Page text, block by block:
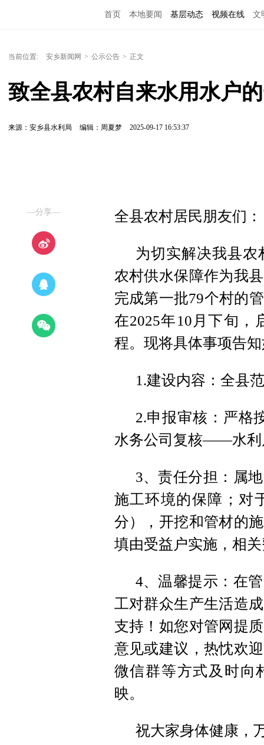
首页 本地要闻 基层动态 视频在线 文
当前位置: 安乡新闻网 > 公示公告 > 正文
致全县农村自来水用水户
来源：安乡县水利局 编辑：周夏梦 2025-09-17 16:53:37
—分享— 全县农村居民朋友们：
为切实解决我县
农村供水保障作为我
完成第一批79个村的
在2025年10月下旬，
程。现将具体事项告
1.建设内容：全县
2.申报审核：严
水务公司复核——水利
3、责任分担：属
施工环境的保障；对
分），开挖和管材的
填由受益户实施，相
4、温馨提示：在
工对群众生产生活造
支持！如您对管网提
意见或建议，热忱欢
微信群等方式及时向
映。
祝大家身体健康，